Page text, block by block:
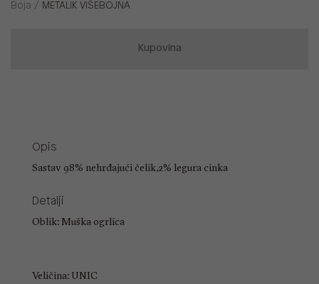
Boja / METALIK VIŠEBOJNA
Kupovina
Opis
Sastav 98% nehrđajući čelik,2% legura cinka
Detalji
Oblik: Muška ogrlica
Veličina: UNIC